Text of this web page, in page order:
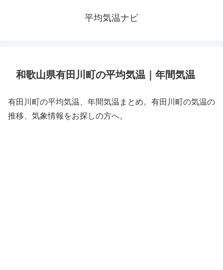
平均気温ナビ
和歌山県有田川町の平均気温｜年間気温
有田川町の平均気温、年間気温まとめ。有田川町の気温の
推移、気象情報をお探しの方へ。